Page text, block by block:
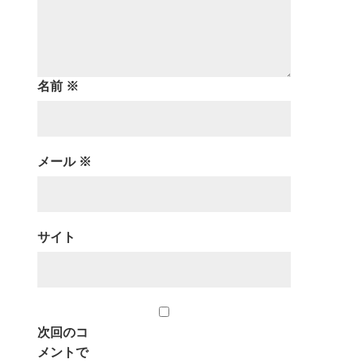
名前 ※
メール ※
サイト
次回のコ
メントで